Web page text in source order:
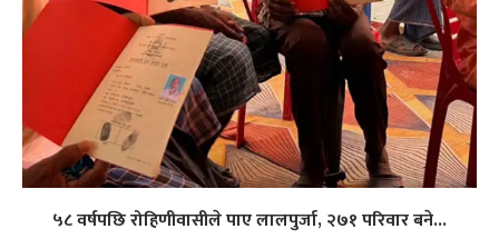
५८ वर्षपछि रोहिणीवासीले पाए लालपुर्जा, २७१ परिवार बने...